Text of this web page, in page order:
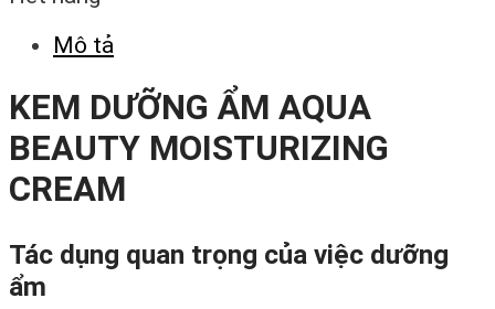
Mô tả
KEM DƯỠNG ẨM AQUA
BEAUTY MOISTURIZING
CREAM
Tác dụng quan trọng của việc dưỡng
ẩm